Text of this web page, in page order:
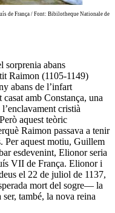
de França / Font: Bibilotheque Nationale de
sorprenia abans
Raimon (1105-1149)
abans de l’infart
amb Constança, una
cristià
aquest teòric
Raimon passava a tenir
Per aquest motiu, Guillem
esdevenint, Elionor seria
VII de França. Elionor i
el 22 de juliol de 1137,
mort del sogre— la
també, la nova reina